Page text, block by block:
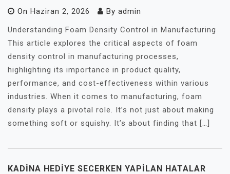
On Haziran 2, 2026 By admin
Understanding Foam Density Control in Manufacturing
This article explores the critical aspects of foam
density control in manufacturing processes,
highlighting its importance in product quality,
performance, and cost-effectiveness within various
industries. When it comes to manufacturing, foam
density plays a pivotal role. It’s not just about making
something soft or squishy. It’s about finding that […]
KADINA HEDIYE SECERKEN YAPILAN HATALAR